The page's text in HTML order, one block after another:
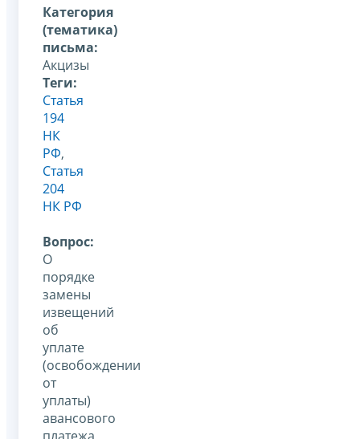
Категория
(тематика)
письма:
Акцизы
Теги:
Статья
194
НК
РФ,
Статья
204
НК РФ
Вопрос:
О
порядке
замены
извещений
об
уплате
(освобождении
от
уплаты)
авансового